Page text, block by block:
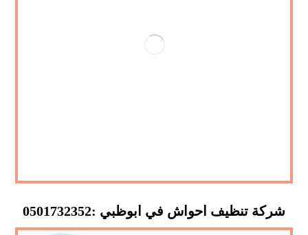
شركة تنظيف احواش في ابوظبي :0501732352